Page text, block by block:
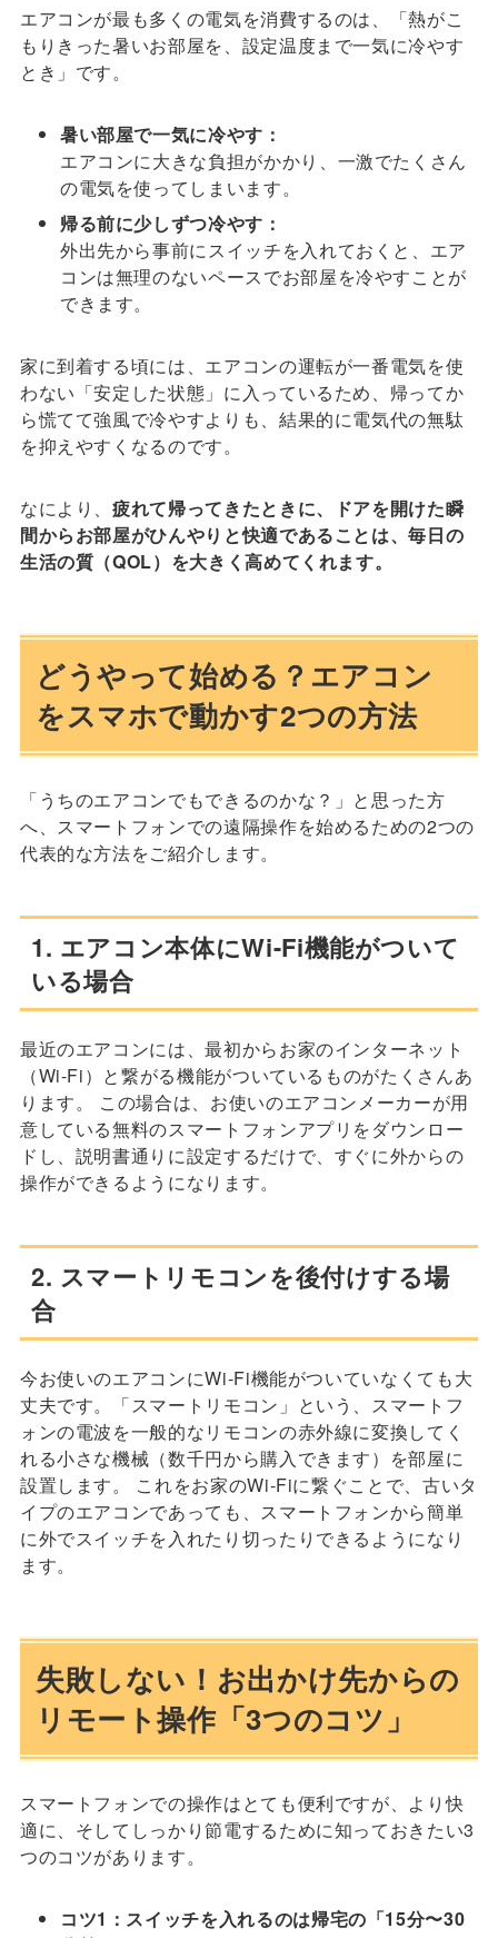
エアコンが最も多くの電気を消費するのは、「熱がこ
もりきった暑いお部屋を、設定温度まで一気に冷やす
とき」です。
暑い部屋で一気に冷やす：
エアコンに大きな負担がかかり、一激でたくさん
の電気を使ってしまいます。
帰る前に少しずつ冷やす：
外出先から事前にスイッチを入れておくと、エア
コンは無理のないペースでお部屋を冷やすことが
できます。
家に到着する頃には、エアコンの運転が一番電気を使
わない「安定した状態」に入っているため、帰ってか
ら慌てて強風で冷やすよりも、結果的に電気代の無駄
を抑えやすくなるのです。
なにより、疲れて帰ってきたときに、ドアを開けた瞬
間からお部屋がひんやりと快適であることは、毎日の
生活の質（QOL）を大きく高めてくれます。
どうやって始める？エアコン
をスマホで動かす2つの方法
「うちのエアコンでもできるのかな？」と思った方
へ、スマートフォンでの遠隔操作を始めるための2つの
代表的な方法をご紹介します。
1. エアコン本体にWi-Fi機能がついて
いる場合
最近のエアコンには、最初からお家のインターネット
（Wi-Fi）と繋がる機能がついているものがたくさんあ
ります。 この場合は、お使いのエアコンメーカーが用
意している無料のスマートフォンアプリをダウンロー
ドし、説明書通りに設定するだけで、すぐに外からの
操作ができるようになります。
2. スマートリモコンを後付けする場
合
今お使いのエアコンにWi-Fi機能がついていなくても大
丈夫です。「スマートリモコン」という、スマートフ
ォンの電波を一般的なリモコンの赤外線に変換してく
れる小さな機械（数千円から購入できます）を部屋に
設置します。 これをお家のWi-Fiに繋ぐことで、古いタ
イプのエアコンであっても、スマートフォンから簡単
に外でスイッチを入れたり切ったりできるようになり
ます。
失敗しない！お出かけ先からの
リモート操作「3つのコツ」
スマートフォンでの操作はとても便利ですが、より快
適に、そしてしっかり節電するために知っておきたい3
つのコツがあります。
コツ1：スイッチを入れるのは帰宅の「15分〜30